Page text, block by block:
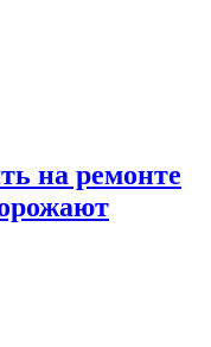
на ремонте